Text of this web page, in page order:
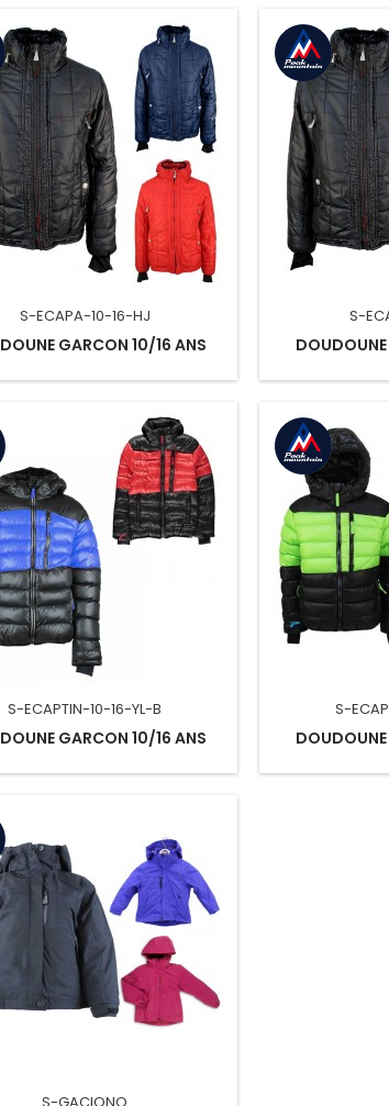
S-ECAPA-10-16-HJ
GARCON 10/16 ANS
S-
S-ECAPTIN-10-16-YL-B
GARCON 10/16 ANS
S-